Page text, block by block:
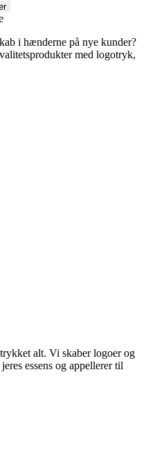
i hænderne på nye kunder?
med logotryk,
alt. Vi skaber logoer og
essens og appellerer til